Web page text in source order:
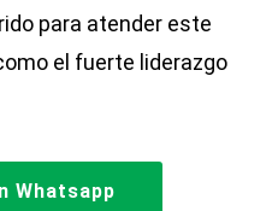
para atender este
el fuerte liderazgo
Whatsapp